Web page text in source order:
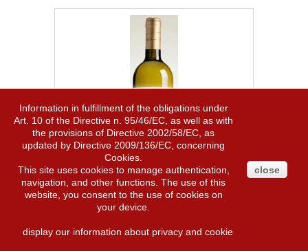
Vino Bianco Vivace Hilaris, Pietro Piovano
WAITING FOR THE LIST OF NEW VINTAGES. FOR
Information in fulfillment of the obligations under
Art. 10 of the Directive n. 95/46/EC, as well as with
the provisions of Directive 2002/58/EC, as
updated by Directive 2009/136/EC, concerning
Cookies.
This site uses cookies to manage authentication,
navigation, and other functions. The use of this
website, you consent to the use of cookies on
your device.
display our information about privacy and cookie
close